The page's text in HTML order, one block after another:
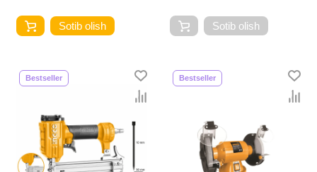
Sotib olish Sotib olish
Bestseller Bestseller